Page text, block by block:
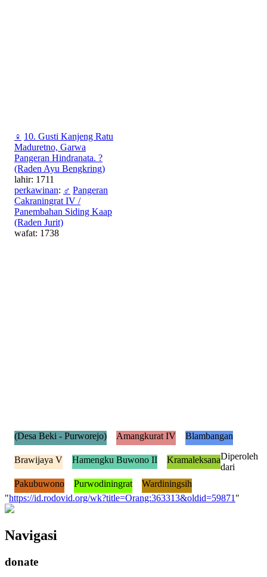
♀ 10. Gusti Kanjeng Ratu
Maduretno, Garwa
Pangeran Hindranata. ?
(Raden Ayu Bengkring)
lahir: 1711
perkawinan: ♂ Pangeran
Cakraningrat IV /
Panembahan Siding Kaap
(Raden Jurit)
wafat: 1738
(Desa Beki - Purworejo) Amangkurat IV Blambangan
Brawijaya V Hamengku Buwono II Kramaleksana
Pakubuwono Purwodiningrat Wardiningsih
Diperoleh
dari
"https://id.rodovid.org/wk?title=Orang:363313&oldid=59871 "
Navigasi
donate